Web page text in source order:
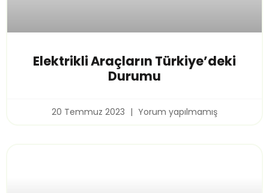
Elektrikli Araçların Türkiye’deki
Durumu
20 Temmuz 2023 Yorum yapılmamış